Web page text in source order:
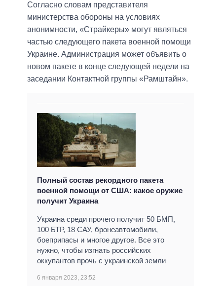
Согласно словам представителя
министерства обороны на условиях
анонимности, «Страйкеры» могут являться
частью следующего пакета военной помощи
Украине. Администрация может объявить о
новом пакете в конце следующей недели на
заседании Контактной группы «Рамштайн».
Полный состав рекордного пакета
военной помощи от США: какое оружие
получит Украина
Украина среди прочего получит 50 БМП,
100 БТР, 18 САУ, бронеавтомобили,
боеприпасы и многое другое. Все это
нужно, чтобы изгнать российских
оккупантов прочь с украинской земли
6 января 2023, 23:52